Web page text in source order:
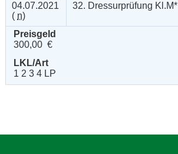
04.07.2021
( n)
32. Dressurprüfung Kl.M*
Preisgeld
300,00 €
LKL/Art
1 2 3 4 LP